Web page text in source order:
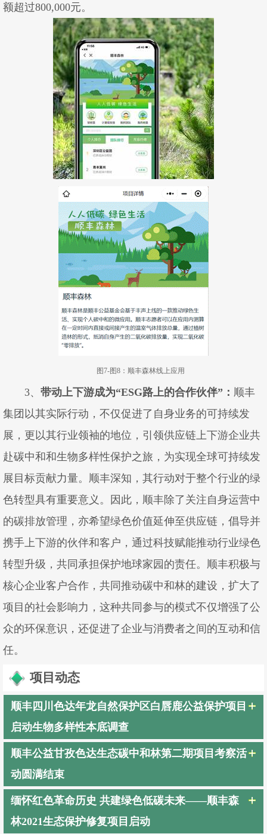
额超过800,000元。
图7-图8：顺丰森林线上应用
3、 带动上下游成为“ESG路上的合作伙伴” ： 顺丰
集团以其实际行动，不仅促进了自身业务的可持续发
展，更以其行业领袖的地位，引领供应链上下游企业共
赴碳中和和生物多样性保护之旅，为实现全球可持续发
展目标贡献力量。顺丰深知，其行动对于整个行业的绿
色转型具有重要意义。因此，顺丰除了关注自身运营中
的碳排放管理，亦希望绿色价值延伸至供应链，倡导并
携手上下游的伙伴和客户，通过科技赋能推动行业绿色
转型升级，共同承担保护地球家园的责任。顺丰积极与
核心企业客户合作，共同推动碳中和林的建设，扩大了
项目的社会影响力，这种共同参与的模式不仅增强了公
众的环保意识，还促进了企业与消费者之间的互动和信
任。
项目动态
顺丰四川色达年龙自然保护区白唇鹿公益保护项目
启动生物多样性本底调查
顺丰公益甘孜色达生态碳中和林第二期项目考察活
动圆满结束
缅怀红色革命历史 共建绿色低碳未来——顺丰森
林2021生态保护修复项目启动